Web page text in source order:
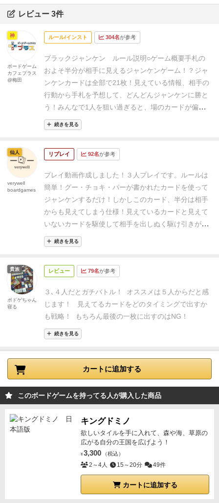
レビュー 3件
ルール/インスト 304名が参考
ブラックジャンケン ルール説明○ゲーム概要手札の
およそ半分が相手に見えるジャンケンゲーム！？ ジャ
ンケンカードは全部で21枚！ 見えている情報、相手の
行動から手札を予想して、どんどんジャンケンに勝と
う！ みんなで1人を狙い過ぎると、場のカードが偏っ
て大変なことになるかも！
に、状況を見極めて、盤面を操作していこう！
ワイトカード9枚(グー、チョキ、パー3枚ずつ)
◇イエローカード:グー、チョキ、パーそれぞれ3枚ず
つです。表面にグー、チョキ、パーが印字されていま
す。 ◇ホワイトカード:グー、チョキ、パーそれぞれ3
枚ずつです。裏表両面にグー、チョキ、パーが印字さ
れています。
◇ブラックカード:グー、チョキ、パーそ
れぞれ１枚ずつです。表面にグー、チョキ、パーが印
た場合、その時に出したブラックカードを相手に押し
付けることが出来ます。○ゲームの目的
勝つことで、手札を消費させていきます。先にすべて
の手札を消費しきった人の勝利となります。○ゲーム
の準備 参加人数によりカードの分配が異なります。偏
りがある場合を除き、スタートプレイヤーはジャンケ
ンで決めます。
ャッフルして、2枚を裏向きのまま取り除き残った1枚
を、イエローカード9枚とホワイトカード9枚の束に入
プレイヤーがスタートプレイヤーとなります。◇4〜5
人
ブラックカードを3枚を裏向きにして、シャッフル
エローカードとホワイトカードの束に入れてシャッフ
◇6人全てのカードをシャッフルして、裏
向きのまま3枚取り除き、場に公開カードとして表向
きにします。残りの18枚をシャッフルして、全てのプ
レイヤーに3枚ずつ配ります。◇7人全てのカードをシ
ャッフルして、3枚ずつ配ります。○ゲームの流れ
続きを見る
神
ボードゲーム
カフェプラス
@梅田
リプレイ 92名が参考
プレイ動画作成しました！３人プレイです。
ルールは
簡単！グー・チョキ・パーが書かれたカードを使って
ジャンケンするだけ！ しかしこのカード、半分は相手
からも見えてしまう仕様！見えているカードと見えて
いないカードを駆使して相手を出しぬく駆け引きが熱
いゲームとなっています！
知りたい方は是非動画をご視聴ください！
アップしています。ボードゲームが気になる方、ボー
願いします! チャンネル登録リンクはコチラ
↓↓↓ https://t.co/QLysk5QKcg?amp=1
続きを見る
仙人
verywell
boardgames
レビュー 79名が参考
３､４人だとガチバトル！ オススメは５人からだと感
じます！
見えてるカードをどのタイミングで出すか
も戦略！ もちろん最後の一枚に出すのはNG！
続きを見る
貴族
ボドゲちゃん
寝る
カートに追加する
このボードゲームを持ってる人が購入した商品
キングドミノ
欲しいタイルを手に入れて、森や海、草原の
広がる自分の王国を広げよう！
¥ 3,300 （税込）
2～4人 15～20分 49件
カートに追加する